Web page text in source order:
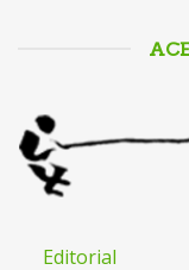
Editorial